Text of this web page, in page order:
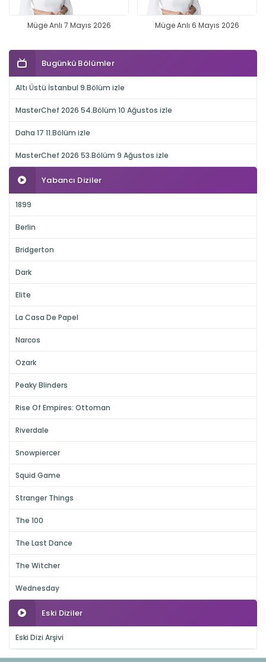
Müge Anlı 7 Mayıs 2026 Müge Anlı 6 Mayıs 2026
Bugünkü Bölümler
Altı Üstü İstanbul 9.Bölüm izle
MasterChef 2026 54.Bölüm 10 Ağustos izle
Daha 17 11.Bölüm izle
MasterChef 2026 53.Bölüm 9 Ağustos izle
Yabancı Diziler
1899
Berlin
Bridgerton
Dark
Elite
La Casa De Papel
Narcos
Ozark
Peaky Blinders
Rise Of Empires: Ottoman
Riverdale
Snowpiercer
Squid Game
Stranger Things
The 100
The Last Dance
The Witcher
Wednesday
Eski Diziler
Eski Dizi Arşivi